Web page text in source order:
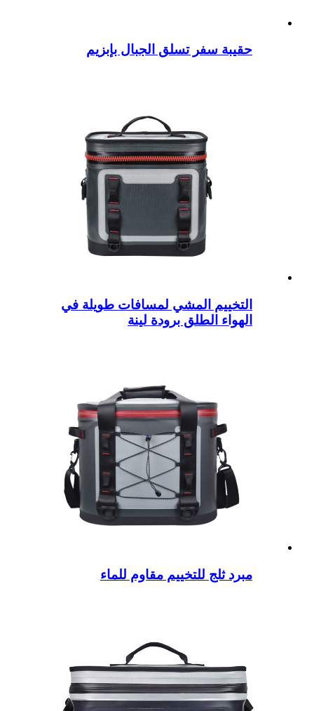
حقيبة سفر تسلق الجبال بإبزيم
التخييم المشي لمسافات طويلة في
الهواء الطلق برودة لينة
مبرد ثلج للتخييم مقاوم للماء